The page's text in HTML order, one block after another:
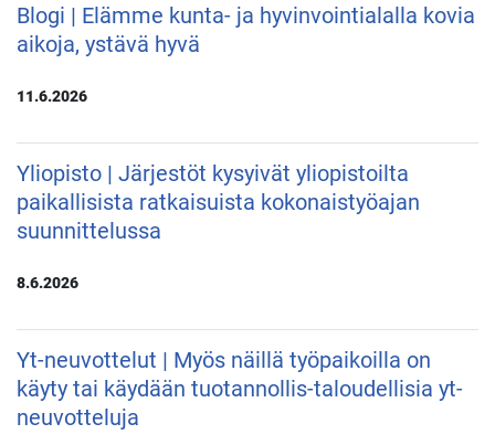
Blogi | Elämme kunta- ja hyvinvointialalla kovia
aikoja, ystävä hyvä
11.6.2026
Yliopisto | Järjestöt kysyivät yliopistoilta
paikallisista ratkaisuista kokonaistyöajan
suunnittelussa
8.6.2026
Yt-neuvottelut | Myös näillä työpaikoilla on
käyty tai käydään tuotannollis-taloudellisia yt-
neuvotteluja